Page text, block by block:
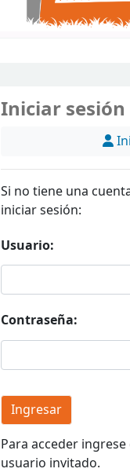
Iniciar sesión
Si no tiene una
iniciar sesión:
Usuario:
Contraseña:
Para acceder
usuario invitado.